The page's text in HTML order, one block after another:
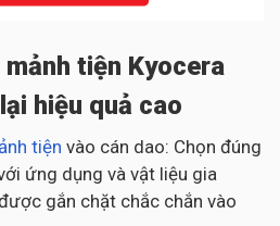
tiện Kyocera
hiệu quả cao
tiện vào cán dao: Chọn đúng
ứng dụng và vật liệu gia
gắn chặt chắc chắn vào